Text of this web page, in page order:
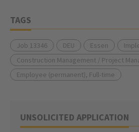
TAGS
Job 13346 DEU Essen
Construction Management / Project
Employee (permanent), Full-time
UNSOLICITED APPLICATION